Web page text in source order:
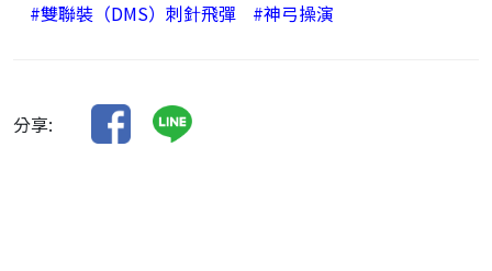
#雙聯裝（DMS）刺針飛彈
#神弓操演
分享: